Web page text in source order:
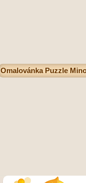
Omalovánka Puzzle